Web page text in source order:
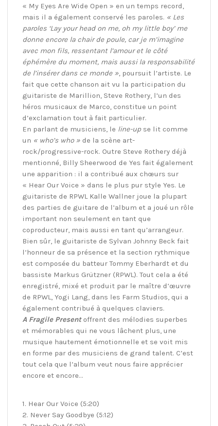
« My Eyes Are Wide Open » en un temps record,
mais il a également conservé les paroles. « Les
paroles ‘Lay your head on me, oh my little boy’ me
donne encore la chair de poule, car je m’imagine
avec mon fils, ressentant l’amour et le côté
éphémère du moment, mais aussi la responsabilité
de l’insérer dans ce monde », poursuit l’artiste. Le
fait que cette chanson ait vu la participation du
guitariste de Marillion, Steve Rothery, l’un des
héros musicaux de Marco, constitue un point
d’exclamation tout à fait particulier.
En parlant de musiciens, le line-up se lit comme
un « who’s who » de la scène art-
rock/progressive-rock. Outre Steve Rothery déjà
mentionné, Billy Sheerwood de Yes fait également
une apparition : il a contribué aux chœurs sur
« Hear Our Voice » dans le plus pur style Yes. Le
guitariste de RPWL Kalle Wallner joue la plupart
des parties de guitare de l’album et a joué un rôle
important non seulement en tant que
coproducteur, mais aussi en tant qu’arrangeur.
Bien sûr, le guitariste de Sylvan Johnny Beck fait
l’honneur de sa présence et la section rythmique
est composée du batteur Tommy Eberhardt et du
bassiste Markus Grützner (RPWL). Tout cela a été
enregistré, mixé et produit par le maître d’œuvre
de RPWL, Yogi Lang, dans les Farm Studios, qui a
également contribué à quelques claviers.
A Fragile Presentoffrent des mélodies superbes
et mémorables qui ne vous lâchent plus, une
musique hautement émotionnelle et se voit mis
en forme par des musiciens de grand talent. C’est
tout cela que l’album veut nous faire apprécier
encore et encore…
1. Hear Our Voice (5:20)
2. Never Say Goodbye (5:12)